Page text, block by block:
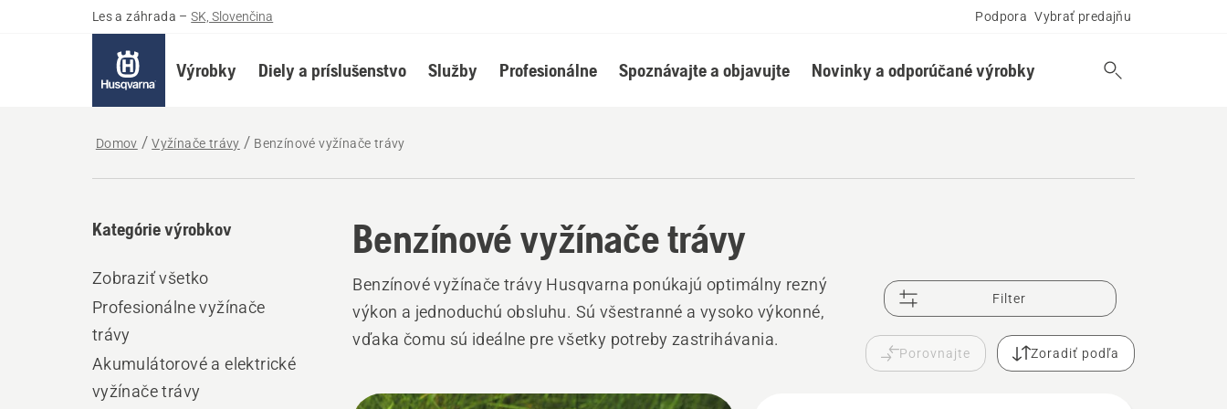
Les a záhrada – SK, Slovenčina Podpora Vybrať predajňu
Výrobky Diely a príslušenstvo Služby Profesionálne Spoznávajte a objavujte Novinky a odporúčané výrobky
Domov Vyžínače trávy Benzínové vyžínače trávy
Benzínové vyžínače trávy
Kategórie výrobkov
Zobraziť všetko
Profesionálne vyžínače
trávy
Akumulátorové a elektrické
vyžínače trávy
Benzínové vyžínače trávy Husqvarna ponúkajú optimálny rezný
výkon a jednoduchú obsluhu. Sú všestranné a vysoko výkonné,
vďaka čomu sú ideálne pre všetky potreby zastrihávania.
Filter
Porovnajte Zoradiť podľa